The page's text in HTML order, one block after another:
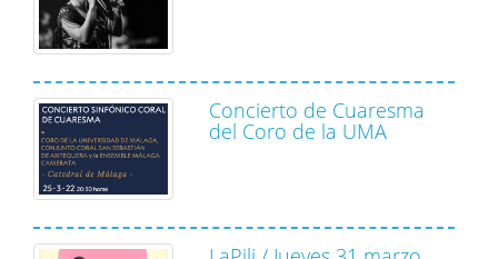
Concierto de Cuaresma
del Coro de la UMA